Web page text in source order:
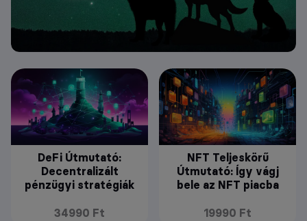
DeFi Útmutató:
Decentralizált
pénzügyi stratégiák
34990 Ft
NFT Teljeskörű
Útmutató: Így vágj
bele az NFT piacba
19990 Ft